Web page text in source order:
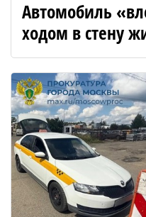
Автомобиль
ходом в стену